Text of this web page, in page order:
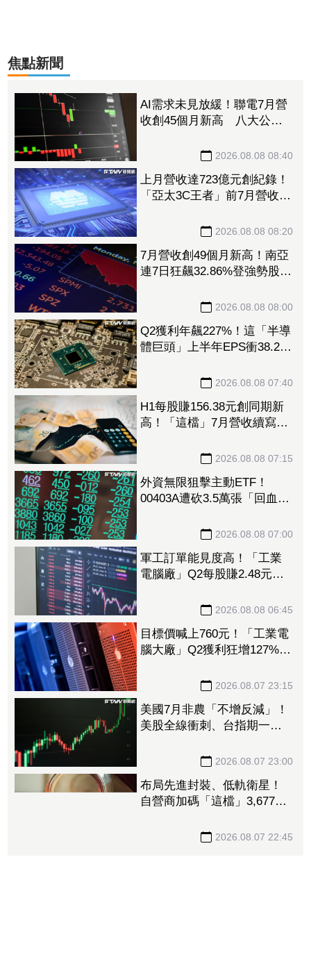
焦點新聞
AI需求未見放緩！聯電7月營
收創45個月新高 八大公股
2026.08.08 08:40
上月營收達723億元創紀錄！
「亞太3C王者」前7月營收逼
年增破140%帶頭衝2026.08.08 08:20
7月營收創49個月新高！南亞
連7日狂飆32.86%登強勢股
2026.08.08 08:00
Q2獲利年飆227%！這「半導
體巨頭」上半年EPS衝38.24
2026.08.08 07:40
H1每股賺156.38元創同期新
高！「這檔」7月營收續寫新
2026.08.08 07:15
外資無限狙擊主動ETF！
00403A遭砍3.5萬張「回血中
0050也變提款機2026.08.08 07:00
軍工訂單能見度高！「工業
電腦廠」Q2每股賺2.48元
2026.08.08 06:45
目標價喊上760元！「工業電
腦大廠」Q2獲利狂增127%
2026.08.07 23:15
美國7月非農「不增反減」！
美股全線衝刺、台指期一度
2026.08.07 23:00
布局先進封裝、低軌衛星！
自營商加碼「這檔」3,677萬
2026.08.07 22:45